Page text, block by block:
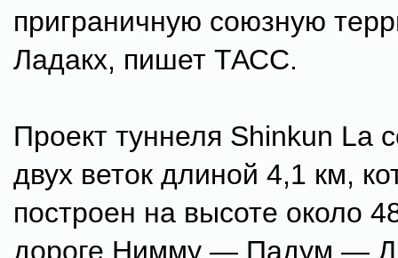
приграничную союзную
Ладакх, пишет ТАСС.
Проект туннеля Shinkun La
двух веток длиной 4,1 км,
построен на высоте около
дороге Нимму — Падум —